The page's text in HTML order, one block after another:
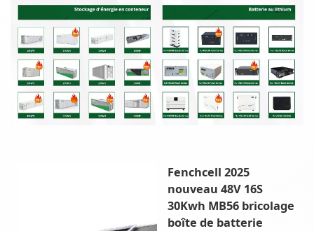
Fenchcell 2025
nouveau 48V 16S
30Kwh MB56 bricolage
boîte de batterie